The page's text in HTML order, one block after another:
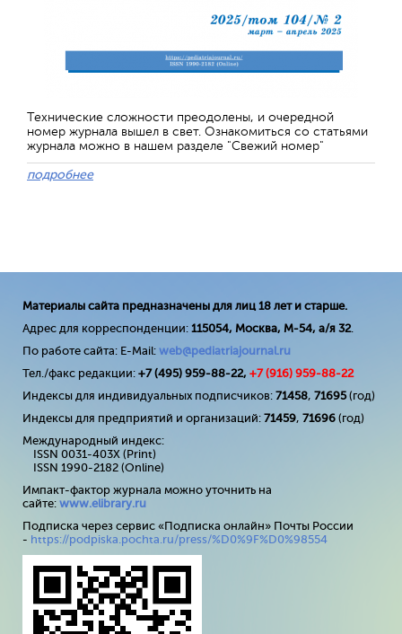
Технические сложности преодолены, и очередной
номер журнала вышел в свет. Ознакомиться со статьями
журнала можно в нашем разделе "Свежий номер"
подробнее
Материалы сайта предназначены для лиц 18 лет и старше.
Адрес для корреспонденции: 115054, Москва, М-54, а/я 32.
По работе сайта: E-Mail: web@pediatriajournal.ru
Тел./факс редакции: +7 (495) 959-88-22, +7 (916) 959-88-22
Индексы для индивидуальных подписчиков: 71458, 71695(год)
Индексы для предприятий и организаций: 71459, 71696 (год)
Международный индекс:
ISSN 0031-403X (Print)
ISSN 1990-2182 (Online)
Импакт-фактор журнала можно уточнить на
сайте: www.elibrary.ru
Подписка через сервис «Подписка онлайн» Почты России
- https://podpiska.pochta.ru/press/%D0%9F%D0%98554